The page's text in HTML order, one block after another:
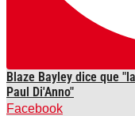
Blaze Bayley dice que
Paul Di'Anno"
Facebook